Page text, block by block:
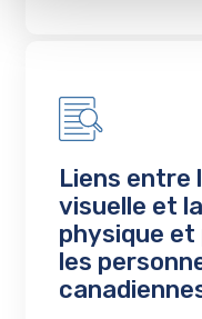
Liens entre
visuelle et
physique
les